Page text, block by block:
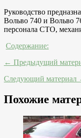
Руководство
Вольво 740 и Вольво
персонала СТО,
Содержание:
← Предыдущий
Следующий материал
Похожие